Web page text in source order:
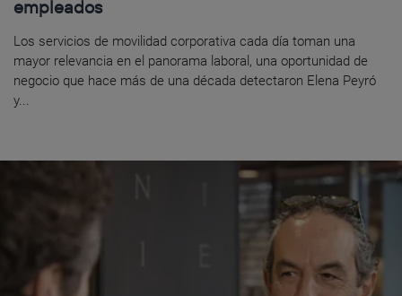
empleados
Los servicios de movilidad corporativa cada día toman una
mayor relevancia en el panorama laboral, una oportunidad de
negocio que hace más de una década detectaron Elena Peyró
y...